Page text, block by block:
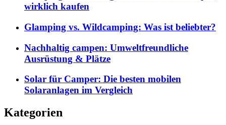
wirklich kaufen
Glamping vs. Wildcamping: Was ist beliebter?
Nachhaltig campen: Umweltfreundliche
Ausrüstung & Plätze
Solar für Camper: Die besten mobilen
Solaranlagen im Vergleich
Kategorien